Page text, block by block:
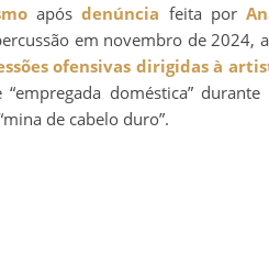
apósdenúncia feita por
em novembro de 2024,
ofensivas dirigidas à
“empregada doméstica”
de cabelo duro”.